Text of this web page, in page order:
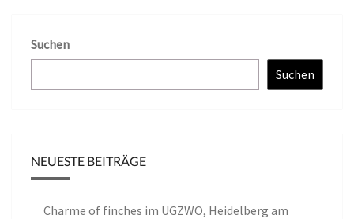
Suchen
Suchen
NEUESTE BEITRÄGE
Charme of finches im UGZWO, Heidelberg am